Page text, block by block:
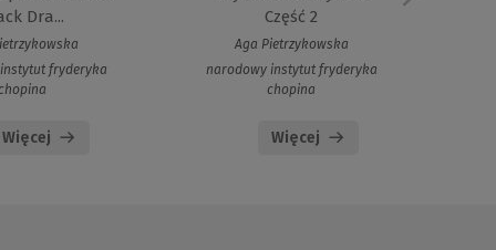
Dra...
fryderyka
Więcej
Część 2
Aga Pietrzykowska
narodowy instytut fryderyka
chopina
Więcej